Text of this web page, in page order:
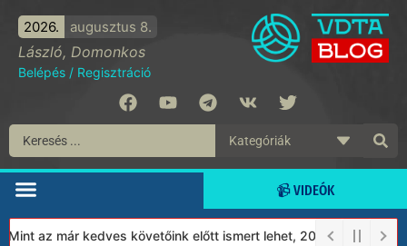
2026. augusztus 8.
László, Domonkos
Belépés / Regisztráció
📹 VIDEÓK
az már kedves követőink előtt ismert lehet, 2023-tól a